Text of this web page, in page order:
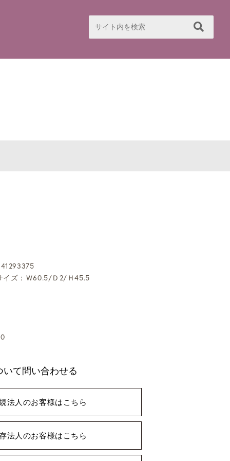
イズ：Ｗ60.5/Ｄ2/Ｈ45.5
いて問い合わせる
法人のお客様はこちら
法人のお客様はこちら